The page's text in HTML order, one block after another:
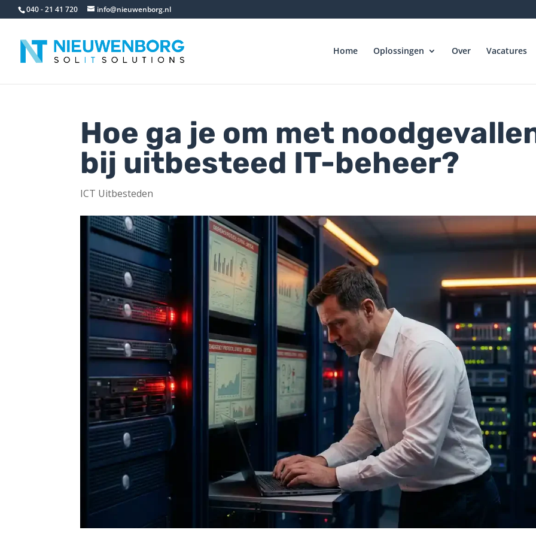
040 - 21 41 720 info@nieuwenborg.nl
Home Oplossingen Over Vacatures
Hoe ga je om met
bij uitbesteed IT-beheer?
ICT Uitbesteden